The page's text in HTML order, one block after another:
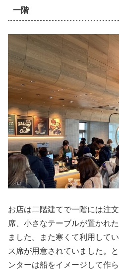
一階
お店は二階建てで一階には注
席、小さなテーブルが置かれ
ました。また寒くて利用して
ス席が用意されていました。
ンターは船をイメージして作